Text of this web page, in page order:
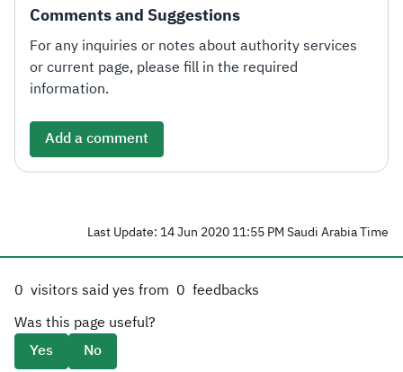
Comments and Suggestions
For any inquiries or notes about authority services
or current page, please fill in the required
information.
Add a comment
Last Update: 14 Jun 2020 11:55 PM Saudi Arabia Time
0 visitors said yes from 0 feedbacks
Was this page useful?
Yes
No